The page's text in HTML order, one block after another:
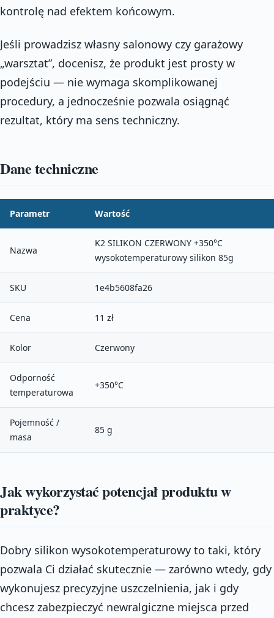
kontrolę nad efektem końcowym.
Jeśli prowadzisz własny salonowy czy garażowy
„warsztat”, docenisz, że produkt jest prosty w
podejściu — nie wymaga skomplikowanej
procedury, a jednocześnie pozwala osiągnąć
rezultat, który ma sens techniczny.
Dane techniczne
Parametr Wartość
Nazwa
K2 SILIKON CZERWONY +350°C
wysokotemperaturowy silikon 85g
SKU 1e4b5608fa26
Cena 11 zł
Kolor Czerwony
Odporność
temperaturowa
+350°C
Pojemność /
masa
85 g
Jak wykorzystać potencjał produktu w
praktyce?
Dobry silikon wysokotemperaturowy to taki, który
pozwala Ci działać skutecznie — zarówno wtedy, gdy
wykonujesz precyzyjne uszczelnienia, jak i gdy
chcesz zabezpieczyć newralgiczne miejsca przed